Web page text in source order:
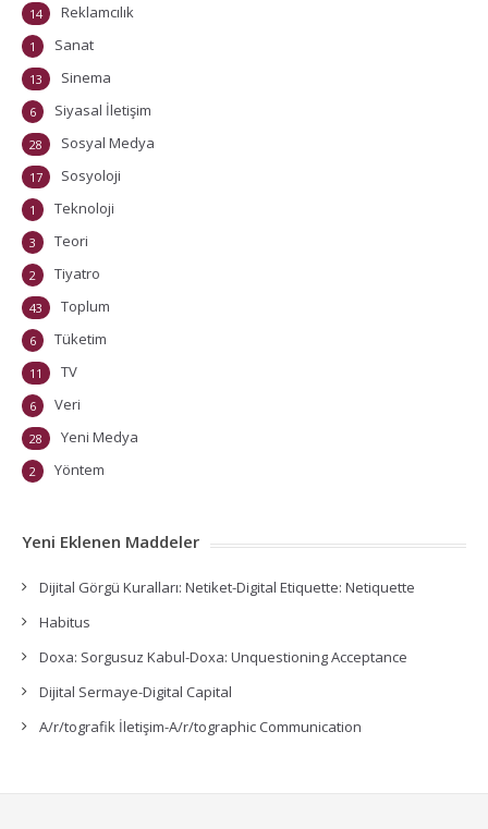
Reklamcılık
14
Sanat
1
Sinema
13
Siyasal İletişim
6
Sosyal Medya
28
Sosyoloji
17
Teknoloji
1
Teori
3
Tiyatro
2
Toplum
43
Tüketim
6
TV
11
Veri
6
Yeni Medya
28
Yöntem
2
Yeni Eklenen Maddeler
Dijital Görgü Kuralları: Netiket-Digital Etiquette: Netiquette
Habitus
Doxa: Sorgusuz Kabul-Doxa: Unquestioning Acceptance
Dijital Sermaye-Digital Capital
A/r/tografik İletişim-A/r/tographic Communication